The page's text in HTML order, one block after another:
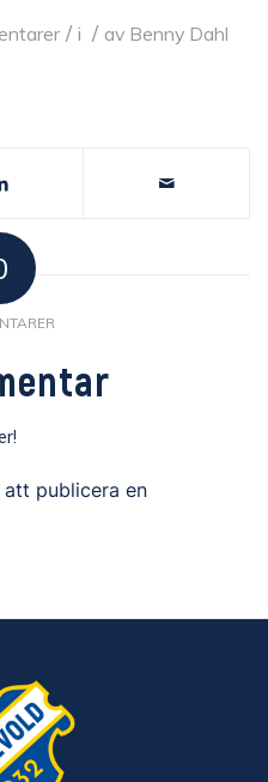
/ i / av Benny Dahl
publicera en